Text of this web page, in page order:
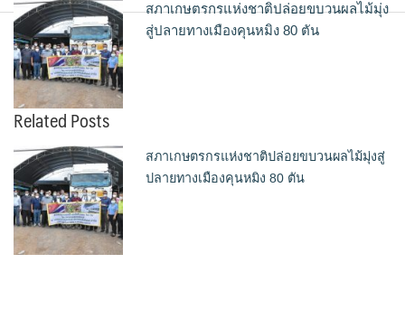
สภาเกษตรกรแห่งชาติปล่อยขบวนผลไม้มุ่ง
สู่ปลายทางเมืองคุนหมิง 80 ตัน
Related Posts
สภาเกษตรกรแห่งชาติปล่อยขบวนผลไม้มุ่งสู่
ปลายทางเมืองคุนหมิง 80 ตัน